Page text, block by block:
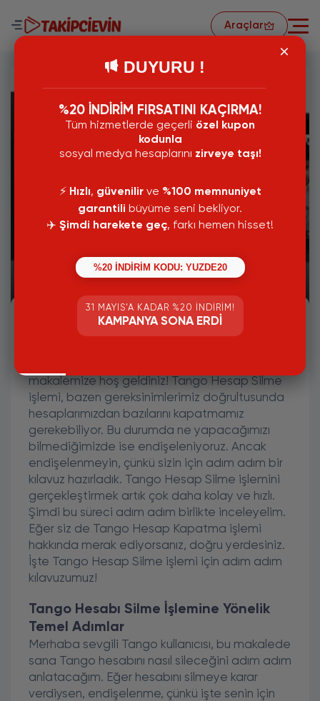
Araçlar
Tango Hesap Silme
Tango Hesabı Silme: Adım Adım
makalemize hoş geldiniz! Tango Hesap Silme
işlemi, bazen gereksinimlerimiz doğrultusunda
hesaplarımızdan bazılarını kapatmamız
gerekebiliyor. Bu durumda ne yapacağımızı
bilmediğimizde ise endişeleniyoruz. Ancak
endişelenmeyin, çünkü sizin için adım adım bir
kılavuz hazırladık. Tango Hesap Silme işlemini
gerçekleştirmek artık çok daha kolay ve hızlı.
Şimdi bu süreci adım adım birlikte inceleyelim.
Eğer siz de Tango Hesap Kapatma işlemi
hakkında merak ediyorsanız, doğru yerdesiniz.
İşte Tango Hesap Silme işlemi için adım adım
kılavuzumuz!
Tango Hesabı Silme İşlemine Yönelik
Temel Adımlar
Merhaba sevgili Tango kullanıcısı, bu makalede
sana Tango hesabını nasıl sileceğini adım adım
anlatacağım. Eğer hesabını silmeye karar
verdiysen, endişelenme, çünkü işte senin için
DUYURU !
%20 İNDİRİM FIRSATINI KAÇIRMA!
Tüm hizmetlerde geçerli özel kupon
kodunla
sosyal medya hesaplarını zirveye taşı!
⚡️ Hızlı, güvenilirve %100 memnuniyet
garantili büyüme seni bekliyor.
✈️ Şimdi harekete geç, farkı hemen hisset!
%20 İNDİRİM KODU: YUZDE20
31 MAYIS’A KADAR %20 İNDIRIM!
KAMPANYA SONA ERDI